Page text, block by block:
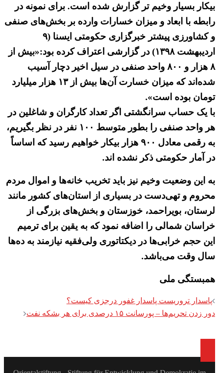
بیکار بسیار وخیم تر گزارش شده است. برای نمونه در
رابطه با ابعاد و میزان خسارات وارده بر بخش‌های صنفی
و کشاورزی پیشتر خبرگزاری حکومتی ایسنا (۹
اردیبهشت ۱۳۹۸) در گزارشی اعتراف کرده بود:«بیش از
۸ هزار و ۸۰۰ واحد صنفی در سیل اخیر دچار آسیب
شده‌اند که میزان خسارت آن‌ها بیش از ۱۳ هزار میلیارد
تومان بوده است».
با یک حساب سرانگشتی اگر تعداد کارگران و شاغلین در
هر واحد صنفی را بطور متوسط ۱۰۰ نفر در نظر بگیریم،
به رقمی معادل ۹۰۰ هزار بیکار خواهیم رسید که اساساً
در آمار حکومتی ذکر نشده اند.
به این وضعیت وخیم نیز باید تخریب خانه‌ها و اموال مردم
محروم و تهی‌دست در بسیاری از استان‌های کشور مانند
لرستان، بویراحمد، خوزستان و بخش‌های بزرگی از
خراسان شمالی را اضافه نمود که به یقین برای ترمیم
این حجم خرابی‌ها در دیکتاتوری ولی‌فقیه نیازمند به ده‌ها
سال وقت می‌باشد.
همبستگی ملی
Post
navigation
پاسدار تروریست پاسدار غفور درجزی کیست؟
دور زدن تحریم‌ها – پورسانت ۱۵ درصدی برای هر بشکه نفت